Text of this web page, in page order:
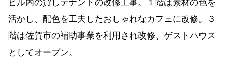
ビル内の貸しテナントの改修工事。１階は素材の色を
活かし、配色を工夫したおしゃれなカフェに改修。３
階は佐賀市の補助事業を利用され改修、ゲストハウス
としてオープン。